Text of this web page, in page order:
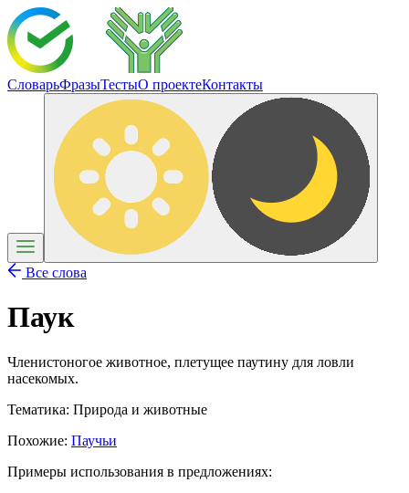
СловарьФразыТестыО проектеКонтакты
Все слова
Паук
Членистоногое животное, плетущее паутину для ловли
насекомых.
Тематика: Природа и животные
Похожие: Паучьи
Примеры использования в предложениях: